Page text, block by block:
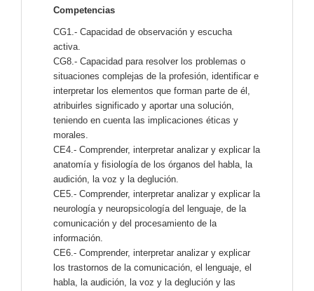
Competencias
CG1.- Capacidad de observación y escucha
activa.
CG8.- Capacidad para resolver los problemas o
situaciones complejas de la profesión, identificar e
interpretar los elementos que forman parte de él,
atribuirles significado y aportar una solución,
teniendo en cuenta las implicaciones éticas y
morales.
CE4.- Comprender, interpretar analizar y explicar la
anatomía y fisiología de los órganos del habla, la
audición, la voz y la deglución.
CE5.- Comprender, interpretar analizar y explicar la
neurología y neuropsicología del lenguaje, de la
comunicación y del procesamiento de la
información.
CE6.- Comprender, interpretar analizar y explicar
los trastornos de la comunicación, el lenguaje, el
habla, la audición, la voz y la deglución y las